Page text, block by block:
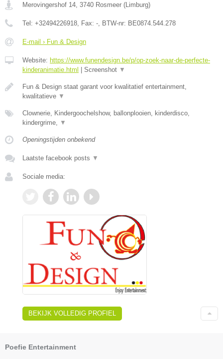
Merovingershof 14 3740 Rosmeer (Limburg)
Tel: +32494226918 , Fax: - , BTW-nr: BE0874.544.278
E-mail › Fun & Design
Website: https://www.funendesign.be/p/op-zoek-naar-de-perfecte-
kinderanimatie.html | Screenshot ▼
Fun & Design staat garant voor kwalitatief entertainment,
kwalitatieve ▼
Clownerie, Kindergoochelshow, ballonplooien, kinderdisco,
kindergrime,
▼
Openingstijden onbekend
Laatste facebook posts ▼
Sociale media:
BEKIJK VOLLEDIG PROFIEL
Poefie Entertainment